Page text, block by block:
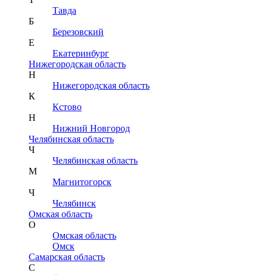
Тавда
Б
Березовский
Е
Екатеринбург
Нижегородская область
Н
Нижегородская область
К
Кстово
Н
Нижний Новгород
Челябинская область
Ч
Челябинская область
М
Магнитогорск
Ч
Челябинск
Омская область
О
Омская область
Омск
Самарская область
С